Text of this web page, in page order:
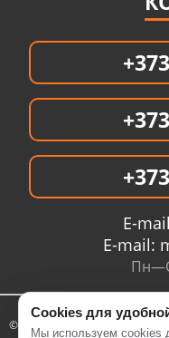
E-
E-mail:
Cookies для
Мы используем cookies
© 2005- 2026 Интернет